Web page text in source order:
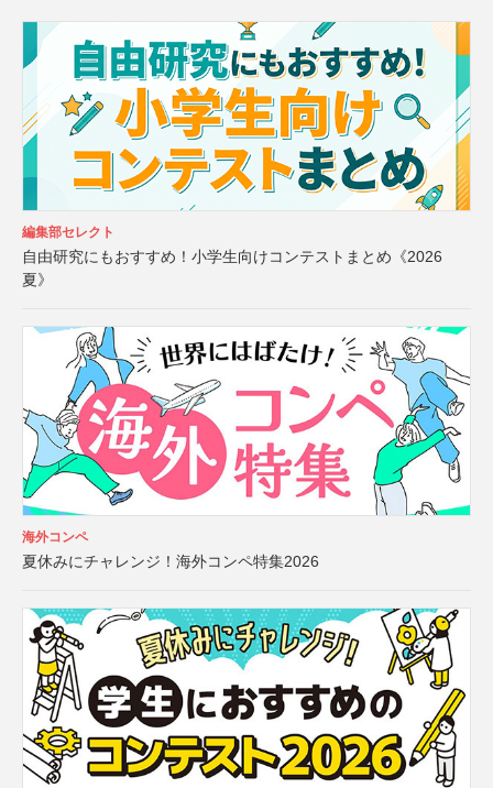
編集部セレクト
自由研究にもおすすめ！小学生向けコンテストまとめ《2026
夏》
海外コンペ
夏休みにチャレンジ！海外コンペ特集2026